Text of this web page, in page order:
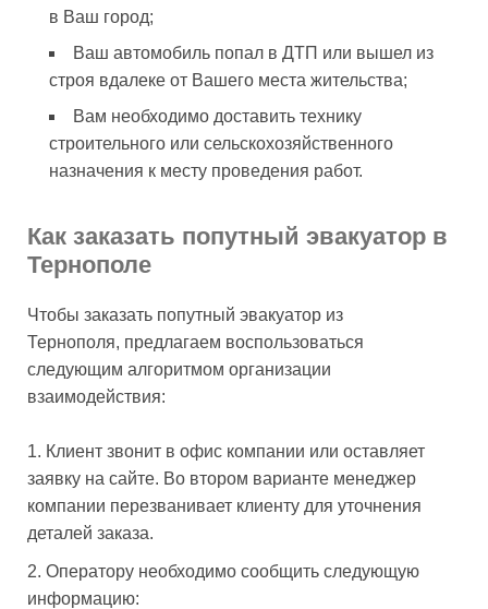
в Ваш город;
Ваш автомобиль попал в ДТП или вышел из
строя вдалеке от Вашего места жительства;
Вам необходимо доставить технику
строительного или сельскохозяйственного
назначения к месту проведения работ.
Как заказать попутный эвакуатор в
Тернополе
Чтобы заказать попутный эвакуатор из
Тернополя, предлагаем воспользоваться
следующим алгоритмом организации
взаимодействия:
Клиент звонит в офис компании или оставляет
заявку на сайте. Во втором варианте менеджер
компании перезванивает клиенту для уточнения
деталей заказа.
Оператору необходимо сообщить следующую
информацию: